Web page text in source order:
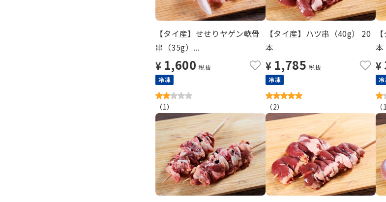
【タイ産】せせりヤゲン軟骨
串（35g）...
¥ 1,600 税抜
冷凍
（1）
【タイ産】ハツ串（40g） 20
本
¥ 1,785 税抜
冷凍
（2）
本
¥
（